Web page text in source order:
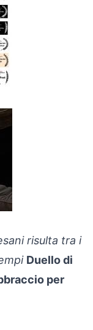
risulta tra i
Duello di
per